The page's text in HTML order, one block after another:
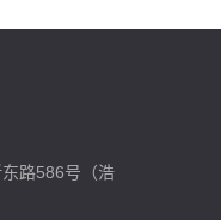
路586号（浩